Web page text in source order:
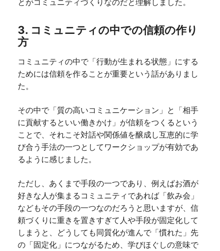
3. コミュニティの中での信頼の作り
方
コミュニティの中で「行動が生まれる状態」にする
ためには信頼を作ることが重要という話がありまし
た。
その中で「質の高いコミュニケーション」と「相手
に貢献するといい働きかけ」が信頼をつくるという
ことで、それこそ対話や関係値を醸成し互恵的に学
び合う手法の一つとしてワークショップが有効であ
るように感じました。
ただし、あくまで手段の一つであり、例えばお酒が
好きな人が集まるコミュニティであれば「飲み会」
などもその手段の一つなのだろうと思いますが、信
頼づくりに重きを置きすぎて人や手段が固定化して
しまうと、どうしても同質化が進んで「慣れた」先
の「固定化」につながるため、学びほぐしの意味で